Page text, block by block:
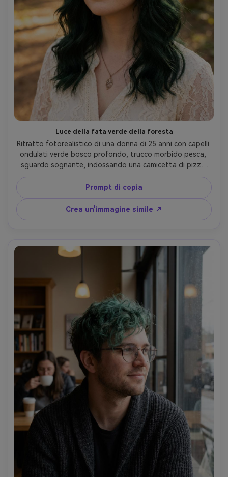
Luce della fata verde della foresta
Ritratto fotorealistico di una donna di 25 anni con capelli
ondulati verde bosco profondo, trucco morbido pesca,
sguardo sognante, indossando una camicetta di pizzo
crema e una collana di foglie delicate, percorso del bosco
con raggi del sole attraverso gli alberi, luce macchiata
dell'ora dorata, Nikon Z7 II, 85mm f/1.4, primo piano con
delicato obiettivo bokeh, umore romantico caldo,
struttura realistica della pelle, ombre naturali, fili di capelli
Prompt di copia
Crea un'immagine simile ↗